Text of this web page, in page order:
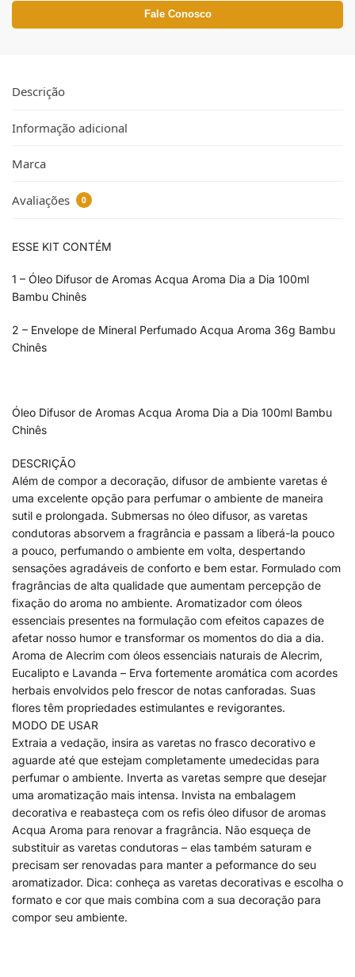
Fale Conosco
Descrição
Informação adicional
Marca
Avaliações 0
ESSE KIT CONTÉM
1 – Óleo Difusor de Aromas Acqua Aroma Dia a Dia 100ml
Bambu Chinês
2 – Envelope de Mineral Perfumado Acqua Aroma 36g Bambu
Chinês
Óleo Difusor de Aromas Acqua Aroma Dia a Dia 100ml Bambu
Chinês
DESCRIÇÃO
Além de compor a decoração, difusor de ambiente varetas é
uma excelente opção para perfumar o ambiente de maneira
sutil e prolongada. Submersas no óleo difusor, as varetas
condutoras absorvem a fragrância e passam a liberá-la pouco
a pouco, perfumando o ambiente em volta, despertando
sensações agradáveis de conforto e bem estar. Formulado com
fragrâncias de alta qualidade que aumentam percepção de
fixação do aroma no ambiente. Aromatizador com óleos
essenciais presentes na formulação com efeitos capazes de
afetar nosso humor e transformar os momentos do dia a dia.
Aroma de Alecrim com óleos essenciais naturais de Alecrim,
Eucalipto e Lavanda – Erva fortemente aromática com acordes
herbais envolvidos pelo frescor de notas canforadas. Suas
flores têm propriedades estimulantes e revigorantes.
MODO DE USAR
Extraia a vedação, insira as varetas no frasco decorativo e
aguarde até que estejam completamente umedecidas para
perfumar o ambiente. Inverta as varetas sempre que desejar
uma aromatização mais intensa. Invista na embalagem
decorativa e reabasteça com os refis óleo difusor de aromas
Acqua Aroma para renovar a fragrância. Não esqueça de
substituir as varetas condutoras – elas também saturam e
precisam ser renovadas para manter a peformance do seu
aromatizador. Dica: conheça as varetas decorativas e escolha o
formato e cor que mais combina com a sua decoração para
compor seu ambiente.